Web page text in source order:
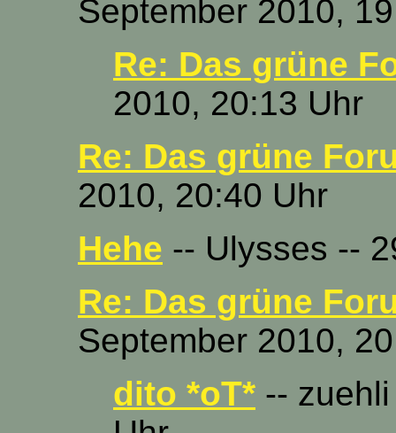
September 2010,
Re: Das grüne
2010, 20:13 Uhr
Re: Das grüne
2010, 20:40 Uhr
Hehe -- Ulysses --
Re: Das grüne
September 2010,
dito *oT* --